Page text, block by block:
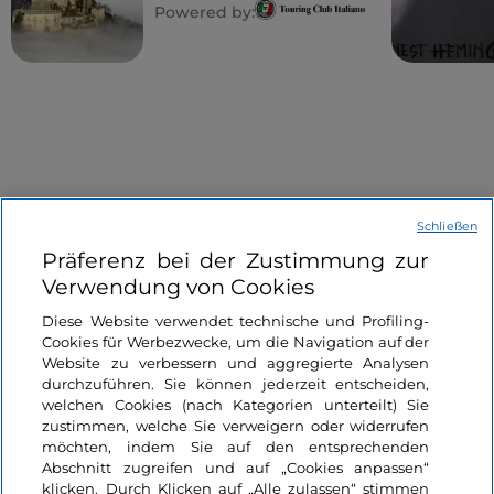
(oder davon träumen?), sich eine Zukunft abseits
ihrer täglichen Realität aufzubauen. Nur einer von
ihnen, der Junge, wird es schaffen.
Meerenge, und aufSardinien. Beide sind
Street
zwischen Roman und
Powered by:
Informationen über die Seite
Nützliche Links
Login
Bleiben wir in Kontakt
Präferenz bei der Zustimmung zur
Verwendung von Cookies
Diese Website verwendet technische und Profiling-
Cookies für Werbezwecke, um die Navigation auf der
Website zu verbessern und aggregierte Analysen
durchzuführen. Sie können jederzeit entscheiden,
welchen Cookies (nach Kategorien unterteilt) Sie
zustimmen, welche Sie verweigern oder widerrufen
möchten, indem Sie auf den entsprechenden
Abschnitt zugreifen und auf „Cookies anpassen“
klicken. Durch Klicken auf „Alle zulassen“ stimmen
Schließen